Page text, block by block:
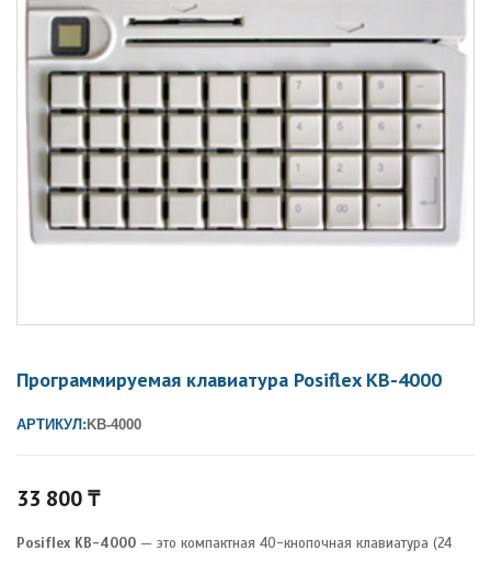
Программируемая клавиатура Posiflex KB-4000
АРТИКУЛ: KB-4000
33 800₸
Posiflex KB-4000 — это компактная 40-кнопочная клавиатура (24